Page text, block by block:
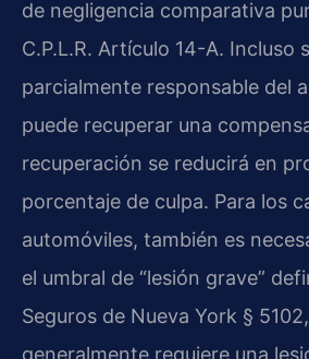
de negligencia comparativa
C.P.L.R. Artículo 14-A. Incluso
parcialmente responsable del
puede recuperar una
recuperación se reducirá en
porcentaje de culpa. Para los
automóviles, también es
el umbral de “lesión grave”
Seguros de Nueva York §